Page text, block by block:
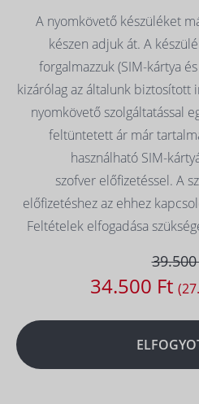
A nyomkövető készüléket
készen adjuk át. A
forgalmazzuk (SIM-kártya
kizárólag az általunk biztosított
nyomkövető szolgáltatással
feltüntetett ár már
használható SIM-
szofver előfizetéssel. A
előfizetéshez az ehhez
Feltételek elfogadása
34.500 Ft